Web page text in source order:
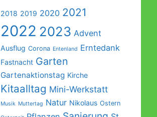
2018 2019 2020 2021
2022 2023 Advent
Ausflug Corona Entenland Erntedank
Fastnacht Garten
Gartenaktionstag Kirche
Kitaalltag Mini-Werkstatt
Musik Muttertag Natur Nikolaus Ostern